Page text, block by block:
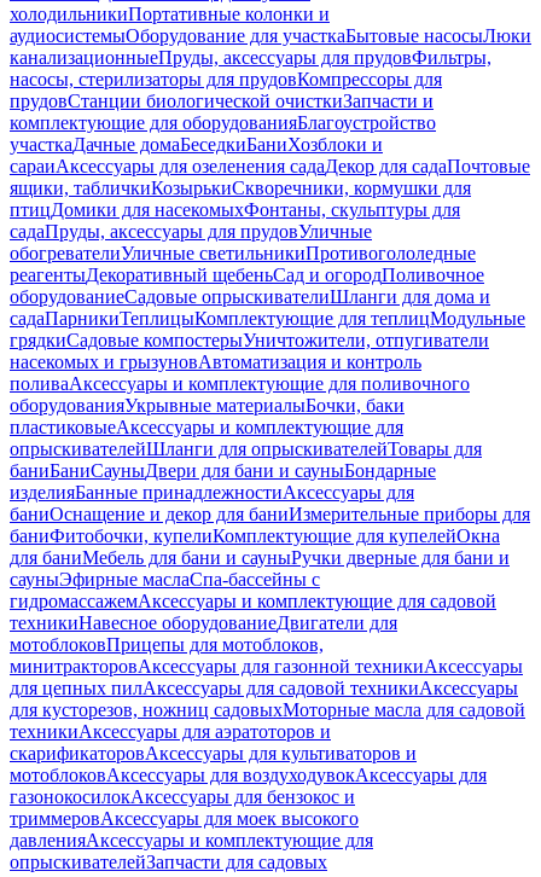
холодильникиПортативные колонки и
аудиосистемыОборудование для участкаБытовые насосыЛюки
канализационныеПруды, аксессуары для прудовФильтры,
насосы, стерилизаторы для прудовКомпрессоры для
прудовСтанции биологической очисткиЗапчасти и
комплектующие для оборудованияБлагоустройство
участкаДачные домаБеседкиБаниХозблоки и
сараиАксессуары для озеленения садаДекор для садаПочтовые
ящики, табличкиКозырькиСкворечники, кормушки для
птицДомики для насекомыхФонтаны, скульптуры для
садаПруды, аксессуары для прудовУличные
обогревателиУличные светильникиПротивогололедные
реагентыДекоративный щебеньСад и огородПоливочное
оборудованиеСадовые опрыскивателиШланги для дома и
садаПарникиТеплицыКомплектующие для теплицМодульные
грядкиСадовые компостерыУничтожители, отпугиватели
насекомых и грызуновАвтоматизация и контроль
поливаАксессуары и комплектующие для поливочного
оборудованияУкрывные материалыБочки, баки
пластиковыеАксессуары и комплектующие для
опрыскивателейШланги для опрыскивателейТовары для
баниБаниСауныДвери для бани и сауныБондарные
изделияБанные принадлежностиАксессуары для
баниОснащение и декор для баниИзмерительные приборы для
баниФитобочки, купелиКомплектующие для купелейОкна
для баниМебель для бани и сауныРучки дверные для бани и
сауныЭфирные маслаСпа-бассейны с
гидромассажемАксессуары и комплектующие для садовой
техникиНавесное оборудованиеДвигатели для
мотоблоковПрицепы для мотоблоков,
минитракторовАксессуары для газонной техникиАксессуары
для цепных пилАксессуары для садовой техникиАксессуары
для кусторезов, ножниц садовыхМоторные масла для садовой
техникиАксессуары для аэратоторов и
скарификаторовАксессуары для культиваторов и
мотоблоковАксессуары для воздуходувокАксессуары для
газонокосилокАксессуары для бензокос и
триммеровАксессуары для моек высокого
давленияАксессуары и комплектующие для
опрыскивателейЗапчасти для садовых